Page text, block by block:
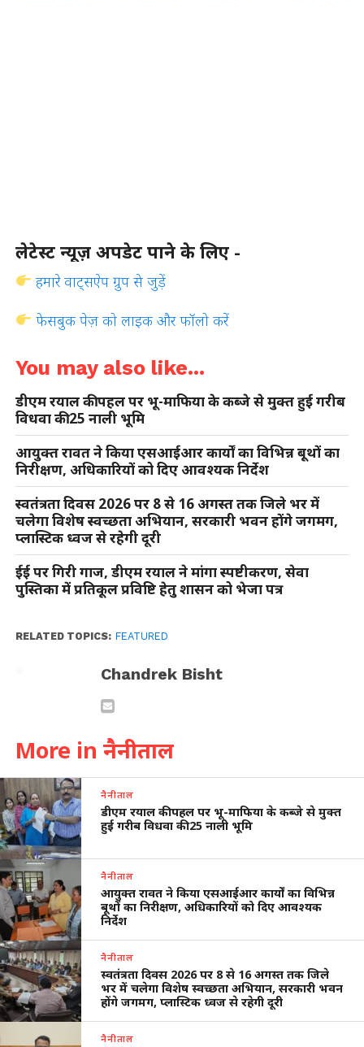
लेटेस्ट न्यूज़ अपडेट पाने के लिए -
हमारे वाट्सऐप ग्रुप से जुड़ें
फेसबुक पेज़ को लाइक और फॉलो करें
You may also like...
डीएम रयाल की पहल पर भू-माफिया के कब्जे से मुक्त हुई गरीब
विधवा की 25 नाली भूमि
आयुक्त रावत ने किया एसआईआर कार्यों का विभिन्न बूथों का
निरीक्षण, अधिकारियों को दिए आवश्यक निर्देश
स्वतंत्रता दिवस 2026 पर 8 से 16 अगस्त तक जिले भर में
चलेगा विशेष स्वच्छता अभियान, सरकारी भवन होंगे जगमग,
प्लास्टिक ध्वज से रहेगी दूरी
ईई पर गिरी गाज, डीएम रयाल ने मांगा स्पष्टीकरण, सेवा
पुस्तिका में प्रतिकूल प्रविष्टि हेतु शासन को भेजा पत्र
RELATED TOPICS: FEATURED
Chandrek Bisht
More in नैनीताल
नैनीताल
डीएम रयाल की पहल पर भू-माफिया के कब्जे से मुक्त
हुई गरीब विधवा की 25 नाली भूमि
नैनीताल
आयुक्त रावत ने किया एसआईआर कार्यों का विभिन्न
बूथों का निरीक्षण, अधिकारियों को दिए आवश्यक
निर्देश
नैनीताल
स्वतंत्रता दिवस 2026 पर 8 से 16 अगस्त तक जिले
भर में चलेगा विशेष स्वच्छता अभियान, सरकारी भवन
होंगे जगमग, प्लास्टिक ध्वज से रहेगी दूरी
नैनीताल